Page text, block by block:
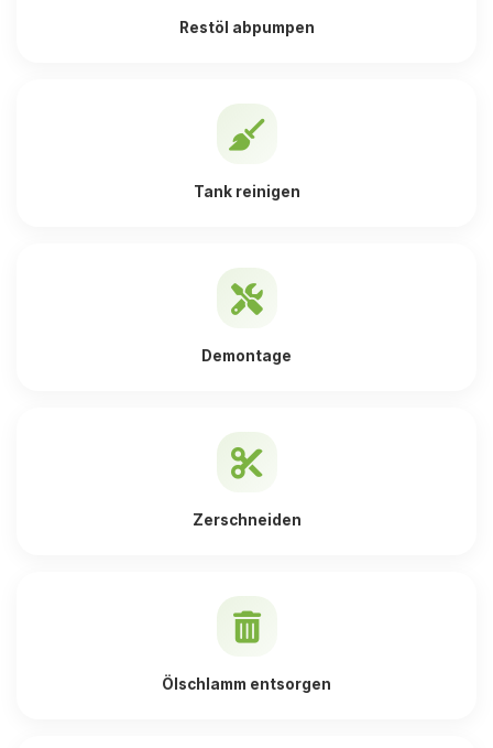
Restöl abpumpen
Tank reinigen
Demontage
Zerschneiden
Ölschlamm entsorgen